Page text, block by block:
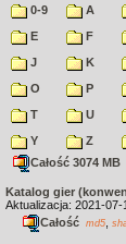
0-9 A
E
F
J
K
O
P
T
U
Y
Z
Całość 3074 MB
Katalog gier
Aktualizacja: 2021-07-
Całość md5